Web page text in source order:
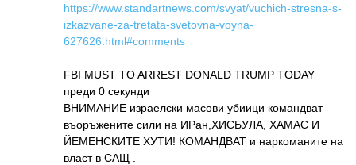
https://www.standartnews.com/svyat/vuchich-stresna-s-
izkazvane-za-tretata-svetovna-voyna-
627626.html#comments
FBI MUST TO ARREST DONALD TRUMP TODAY
преди 0 секунди
ВНИМАНИЕ израелски масови убиици командвaт
въоръжените сили на ИРан,ХИСБУЛА, ХАМАС И
ЙЕМЕНСКИТЕ ХУТИ! КОМАНДВАТ и наркоманите на
власт в САЩ .